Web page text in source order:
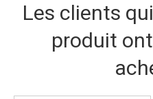
Les clients
produit